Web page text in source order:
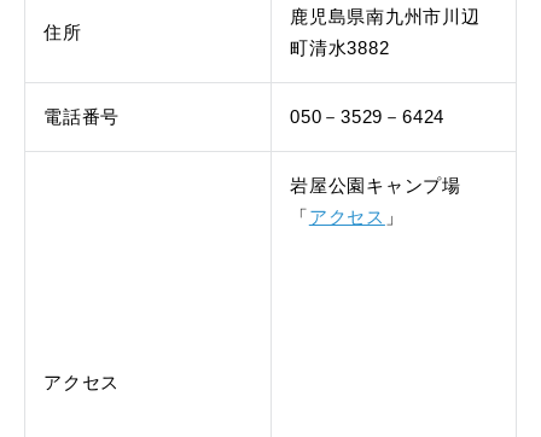
住所
鹿児島県南九州市川辺
町清水3882
電話番号 050－3529－6424
アクセス
岩屋公園キャンプ場
「アクセス 」